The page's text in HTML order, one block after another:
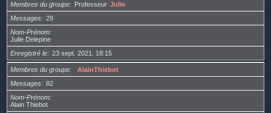
Membres du groupe Professeur Julie
Messages
29
Nom-Prénom
Julie Delepine
Enregistré le
23 sept. 2021, 18:15
Membres du groupe
AlainThiebot
Messages
82
Nom-Prénom
Alain Thiebot